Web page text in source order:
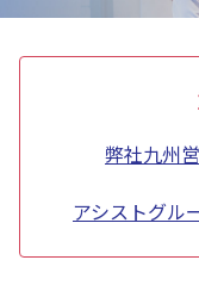
弊社九州
アシストグル